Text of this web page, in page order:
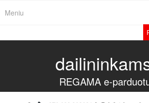
Meniu
REGAMA e-